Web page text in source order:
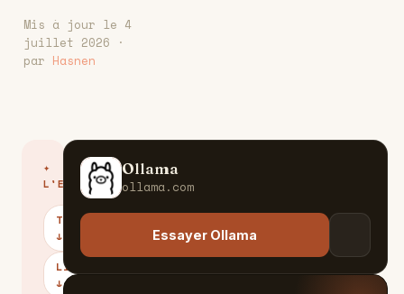
Mis à jour le 4
juillet 2026 ·
par Hasnen
✦
L'ESSENTIEL
TARIFS
↓
LIMITES
↓
O Ollama
ollama.com
Essayer Ollama